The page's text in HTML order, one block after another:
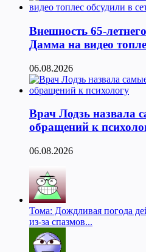
Внешность 65-
Дамма на видео
06.08.2026
Врач Лодзь назвала
обращений к
06.08.2026
Тома: Дождливая погода
из-за спазмов...